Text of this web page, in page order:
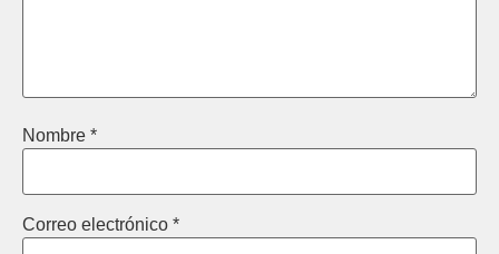
Nombre *
Correo electrónico *